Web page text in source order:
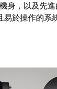
身，以及先
易於操作的系